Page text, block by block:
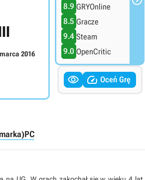
2016
8.9 GRYOnline
8.5 Gracze
9.4 Steam
9.0 OpenCritic
  Oceń Grę
PC